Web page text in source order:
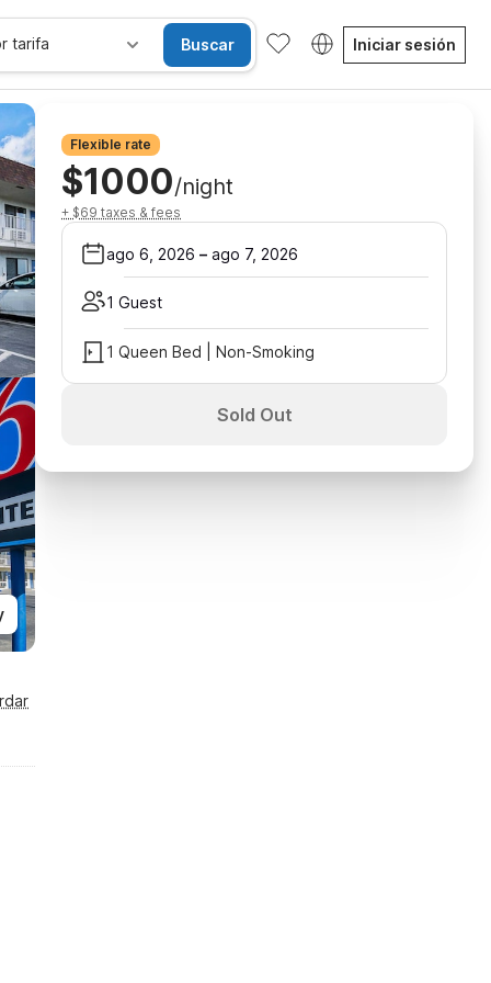
tarifa Buscar Iniciar sesión
Flexible rate
$1000/night
+ $69 taxes & fees
ago 6, 2026 – ago 7, 2026
1 Guest
1 Queen Bed | Non-Smoking
Sold Out